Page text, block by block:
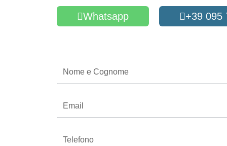
Whatsapp +39 095
Cognome